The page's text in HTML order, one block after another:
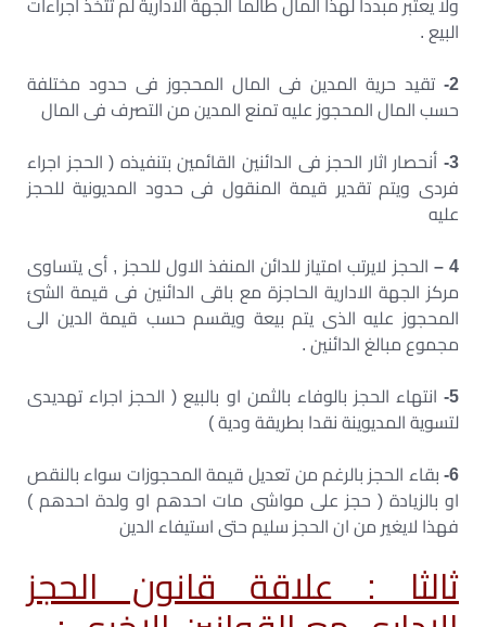
ولا يعتبر مبددا لهذا المال طالما الجهة الادارية لم تتخذ اجراءات
البيع .
2-
تقيد حرية المدين فى المال المحجوز فى حدود مختلفة
حسب المال المحجوز عليه تمنع المدين من التصرف فى المال
3-
أنحصار اثار الحجز فى الدائنين القائمين بتنفيذه ( الحجز اجراء
فردى ويتم تقدير قيمة المنقول فى حدود المديونية للحجز
عليه
4 –
الحجز لايرتب امتياز للدائن المنفذ الاول للحجز , أى يتساوى
مركز الجهة الادارية الحاجزة مع باقى الدائنين فى قيمة الشئ
المحجوز عليه الذى يتم بيعة ويقسم حسب قيمة الدين الى
مجموع مبالغ الدائنين .
5-
انتهاء الحجز بالوفاء بالثمن او بالبيع ( الحجز اجراء تهديدى
لتسوية المديوينة نقدا بطريقة ودية )
6- بقاء الحجز بالرغم من تعديل قيمة المحجوزات سواء بالنقص
او بالزيادة ( حجز على مواشى مات احدهم او ولدة احدهم )
فهذا لايغير من ان الحجز سليم حتى استيفاء الدين
ثالثا : علاقة قانون الحجز